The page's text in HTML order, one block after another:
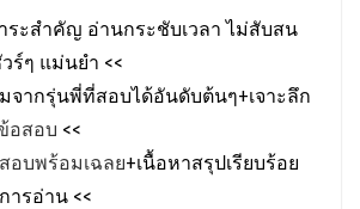
ระสำคัญ อ่านกระชับเวลา ไม่สับสน
ร์ๆ แม่นยำ <<
จากรุ่นพี่ที่สอบได้อันดับต้นๆ+เจาะลึก
อสอบ <<
อบพร้อมเฉลย+เนื้อหาสรุปเรียบร้อย
ารอ่าน <<